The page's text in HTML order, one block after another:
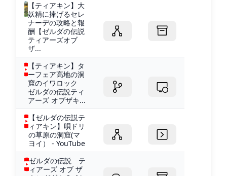
【ティアキン】大
妖精に捧げるセレ
ナーデの攻略と報
酬【ゼルダの伝説
ティアーズオブ
ザ...
【ティアキン】タ
ーフェア高地の洞
窟のイワロック
ゼルダの伝説ティ
アーズ オブザキ...
【ゼルダの伝説テ
ィアキン】唄ドリ
の草原の洞窟(マ
ヨイ） - YouTube
ゼルダの伝説 テ
ィアーズ オブ ザ